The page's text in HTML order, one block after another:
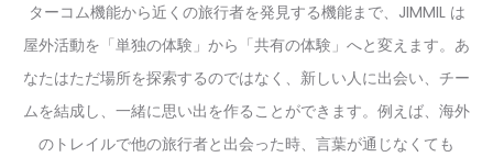
ターコム機能から近くの旅行者を発見する機能まで、JIMMIL は
屋外活動を「単独の体験」から「共有の体験」へと変えます。あ
なたはただ場所を探索するのではなく、新しい人に出会い、チー
ムを結成し、一緒に思い出を作ることができます。例えば、海外
のトレイルで他の旅行者と出会った時、言葉が通じなくても